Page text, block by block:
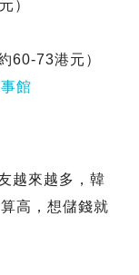
）
60-73港元）
館
越來越多，韓
高，想儲錢就